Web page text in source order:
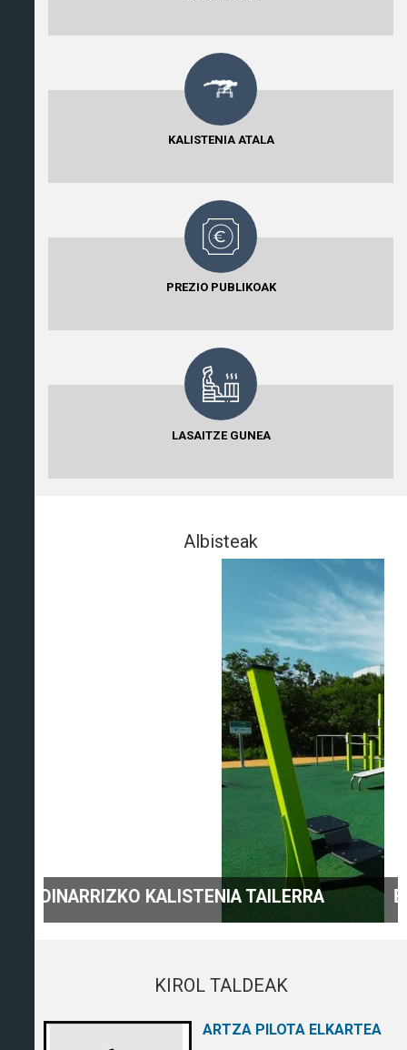
KALISTENIA ATALA
PREZIO PUBLIKOAK
LASAITZE GUNEA
Albisteak
BIKING saioak aretoz aldatzen dira.
KIROL TALDEAK
ARTZA PILOTA ELKARTEA